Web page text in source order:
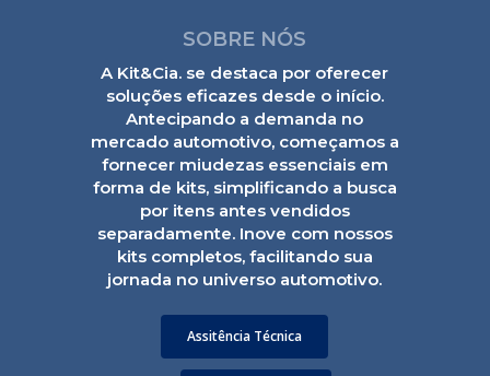
SOBRE NÓS
A Kit&Cia. se destaca por oferecer
soluções eficazes desde o início.
Antecipando a demanda no
mercado automotivo, começamos a
fornecer miudezas essenciais em
forma de kits, simplificando a busca
por itens antes vendidos
separadamente. Inove com nossos
kits completos, facilitando sua
jornada no universo automotivo.
Assitência Técnica